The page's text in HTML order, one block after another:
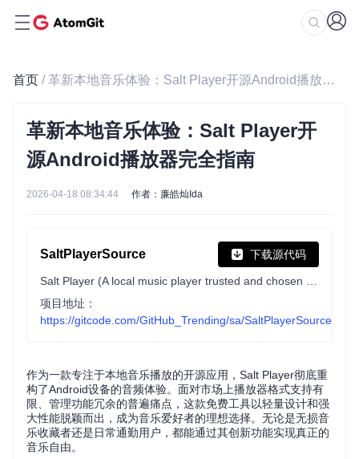
首页 / 革新本地音乐体验：Salt Player开源Android播放器完全指南
革新本地音乐体验：Salt Player开
源Android播放器完全指南
2026-04-18 08:34:44 作者：廉皓灿Ida
SaltPlayerSource 下载源代码
项目地址：
https://gitcode.com/GitHub_Trending/sa/SaltPlayerSource
作为一款专注于本地音乐播放的开源应用，Salt Player彻底重
构了Android设备的音频体验。面对市场上播放器格式支持有
限、管理功能冗余的普遍痛点，这款免费工具以轻量设计和强
大性能脱颖而出，成为音乐爱好者的理想选择。无论是无损音
乐收藏者还是日常通勤用户，都能通过其创新功能实现真正的
音乐自由。